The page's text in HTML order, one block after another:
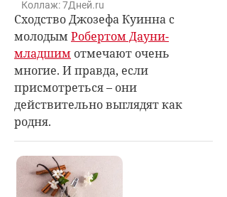
Коллаж: 7Дней.ru
Сходство Джозефа Куинна с
молодымРобертом Дауни-
младшим отмечают очень
многие. И правда, если
присмотреться – они
действительно выглядят как
родня.